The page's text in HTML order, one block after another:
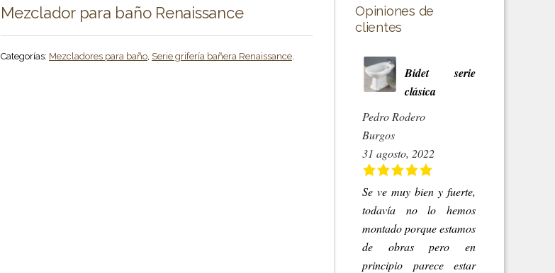
Mezclador para baño Renaissance
Categorías: Mezcladores para baño, Serie grifería bañera Renaissance.
Opiniones de
clientes
Bidet serie
clásica
Pedro Rodero
Burgos
31 agosto, 2022
Se ve muy bien y fuerte,
todavía no lo hemos
montado porque estamos
de obras pero en
principio parece estar